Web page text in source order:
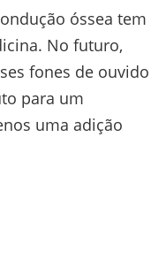
óssea tem
No futuro,
fones de ouvido
para um
uma adição